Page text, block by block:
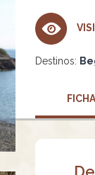
Destinos:
FICHA